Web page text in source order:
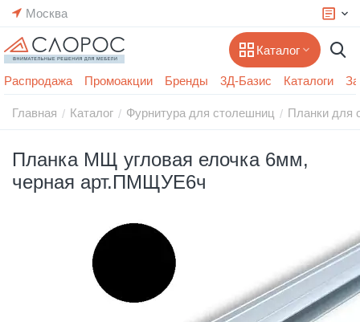
Москва
Каталог
Распродажа Промоакции Бренды 3Д-Базис Каталоги
Главная / Каталог / Фурнитура для столешниц / Планки для
Планка МЩ угловая елочка 6мм,
черная арт.ПМЩУЕ6ч